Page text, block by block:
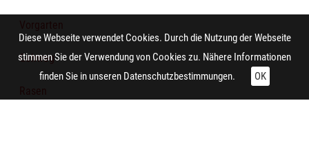
Gehweg
Diese Webseite verwendet Cookies. Durch die Nutzung der Webseite
stimmen Sie der Verwendung von Cookies zu. Nähere Informationen
finden Sie in unseren Datenschutzbestimmungen. OK